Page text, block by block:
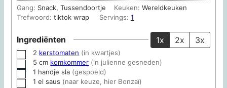
Gang: Snack, Tussendoortje Keuken:Wereldkeuken
Trefwoord:tiktok wrap Servings:1
Ingrediënten 1x 2x 3x
▢
2 kerstomaten (in kwartjes)
▢
5 cm komkommer (in julienne gesneden)
▢
1 handje sla (gespoeld)
▢
1 el saus (naar keuze, hier Bonzaï)